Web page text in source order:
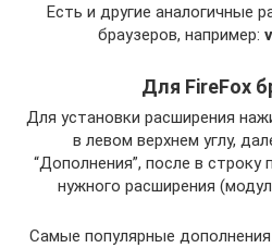
Есть и другие аналогичные
браузеров, например:
Для FireFox
Для установки расширения
в левом верхнем углу,
“Дополнения”, после в строку
нужного расширения
Самые популярные